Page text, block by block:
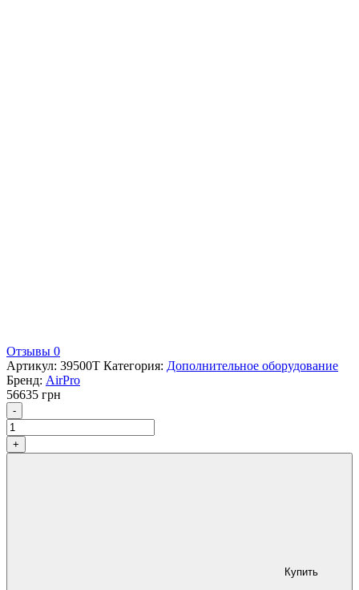
Отзывы 0
Артикул: 39500T Категория: Дополнительное оборудование
Бренд: AirPro
56635 грн
- Количество
+
Купить